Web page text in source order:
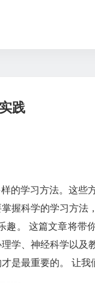
践
的学习方法。这些
握科学的学习方法
。 这篇文章将带
学、神经科学以及
是最重要的。 让我